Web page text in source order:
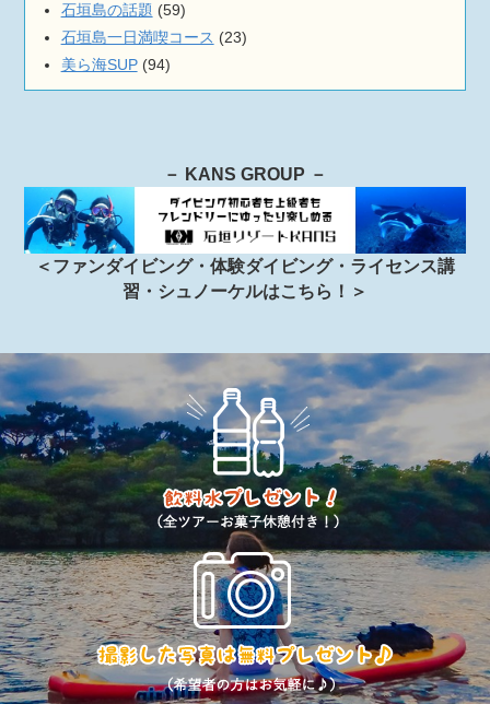
石垣島の話題 (59)
石垣島一日満喫コース (23)
美ら海SUP(94)
－ KANS GROUP －
＜ファンダイビング・体験ダイビング・ライセンス講
習・シュノーケルはこちら！＞